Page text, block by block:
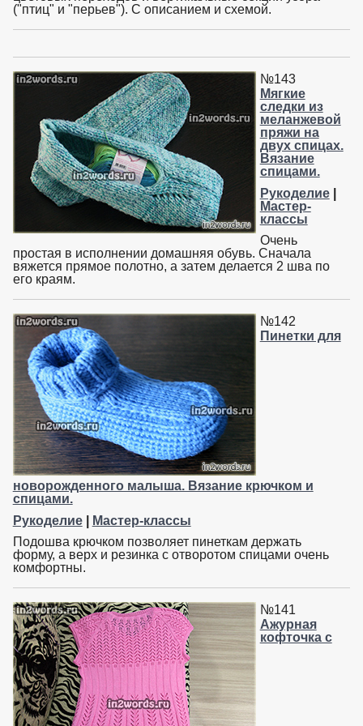
("птиц" и "перьев"). С описанием и схемой.
№143
Мягкие
следки из
меланжевой
пряжи на
двух спицах.
Вязание
спицами.
Рукоделие|
Мастер-
классы
Очень
простая в исполнении домашняя обувь. Сначала
вяжется прямое полотно, а затем делается 2 шва по
его краям.
№142
Пинетки для
новорожденного малыша. Вязание крючком и
спицами.
Рукоделие|
Мастер-классы
Подошва крючком позволяет пинеткам держать
форму, а верх и резинка с отворотом спицами очень
комфортны.
№141
Ажурная
кофточка с